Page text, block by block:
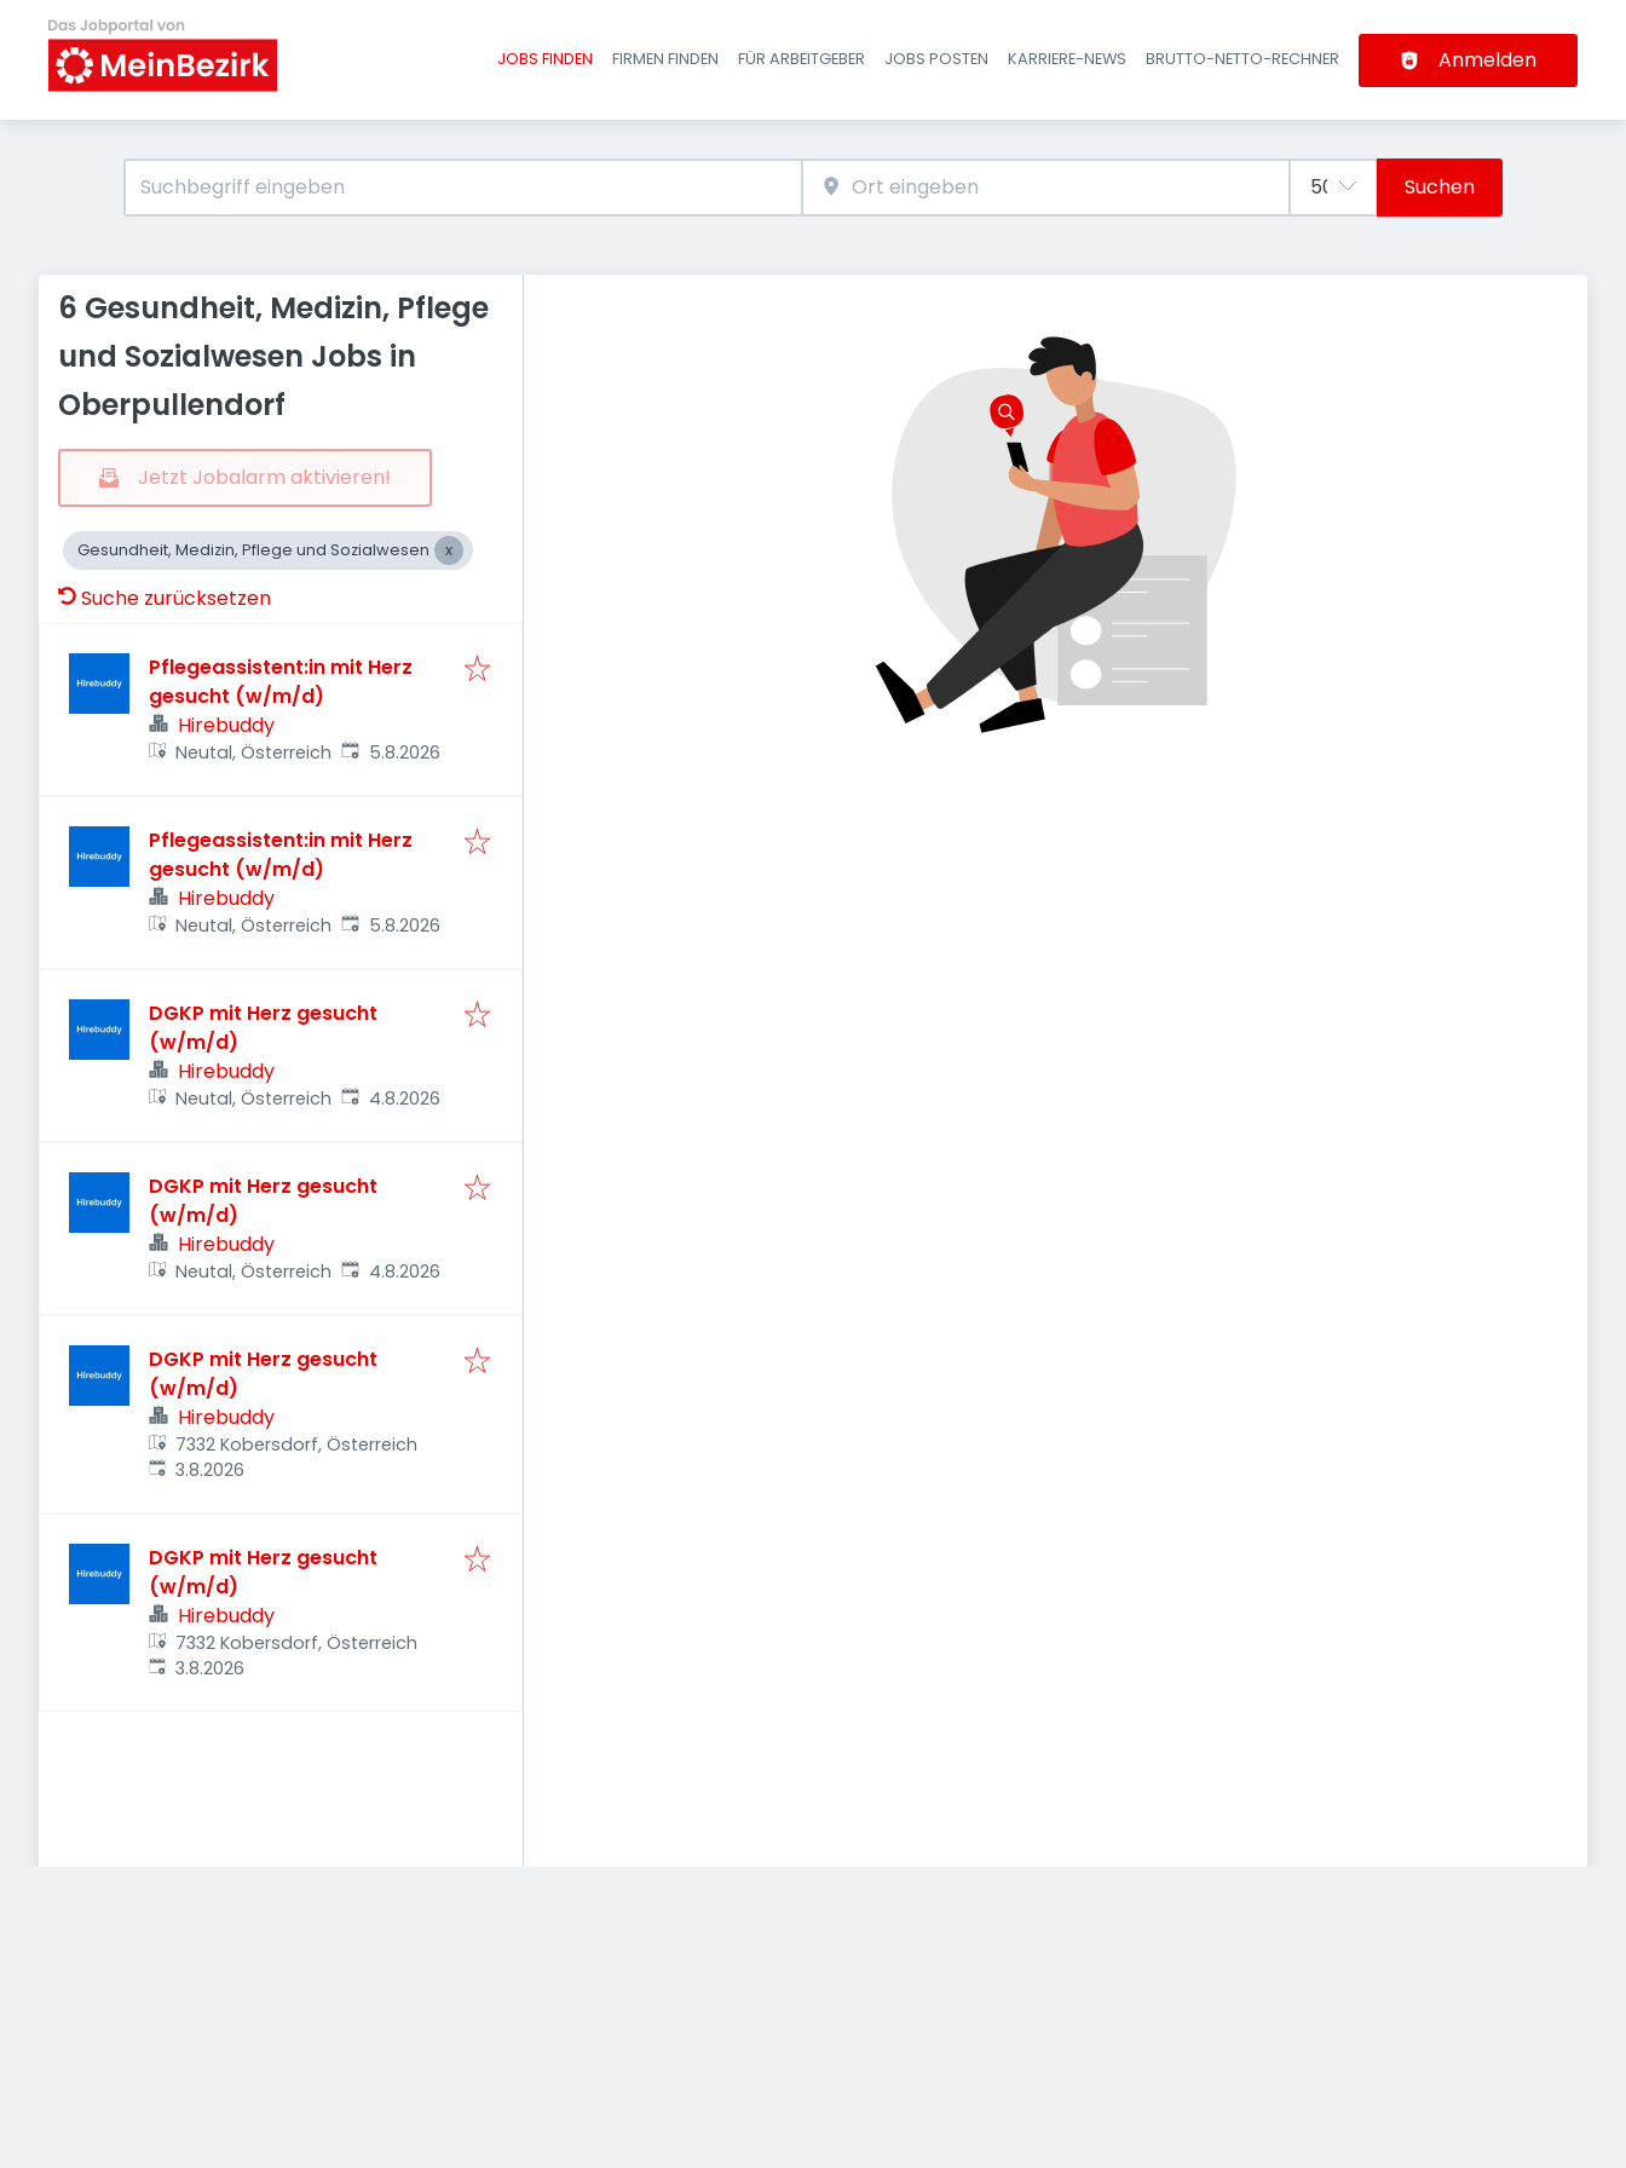
Haupt-Navigation
JOBS FINDEN FIRMEN FINDEN FÜR ARBEITGEBER JOBS POSTEN KARRIERE-NEWS BRUTTO-NETTO-RECHNER Anmelden
Suchen
6 Gesundheit, Medizin, Pflege
und Sozialwesen Jobs in
Oberpullendorf
Jetzt Jobalarm aktivieren!
Gesundheit, Medizin, Pflege und Sozialwesen
Suche zurücksetzen
Pflegeassistent:in mit Herz
gesucht (w/m/d)
Hirebuddy
Neutal, Österreich Veröffentlicht
5.8.2026
Pflegeassistent:in mit Herz
gesucht (w/m/d)
Hirebuddy
Neutal, Österreich Veröffentlicht
5.8.2026
DGKP mit Herz gesucht
(w/m/d)
Hirebuddy
Neutal, Österreich Veröffentlicht
4.8.2026
DGKP mit Herz gesucht
(w/m/d)
Hirebuddy
Neutal, Österreich Veröffentlicht
4.8.2026
DGKP mit Herz gesucht
(w/m/d)
Hirebuddy
7332 Kobersdorf, Österreich
Veröffentlicht
3.8.2026
DGKP mit Herz gesucht
(w/m/d)
Hirebuddy
7332 Kobersdorf, Österreich
Veröffentlicht
3.8.2026